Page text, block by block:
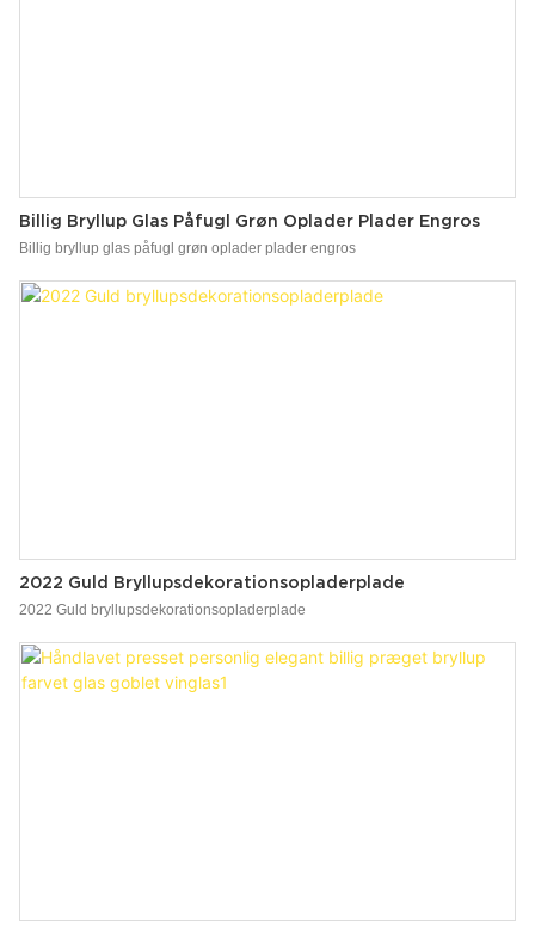
Billig Bryllup Glas Påfugl Grøn Oplader Plader Engros
Billig bryllup glas påfugl grøn oplader plader engros
2022 Guld Bryllupsdekorationsopladerplade
2022 Guld bryllupsdekorationsopladerplade